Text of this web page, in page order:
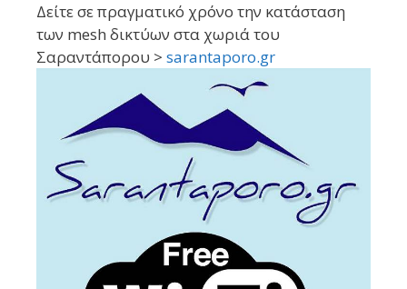
Δείτε σε πραγματικό χρόνο την κατάσταση
των mesh δικτύων στα χωριά του
Σαραντάπορου > sarantaporo.gr